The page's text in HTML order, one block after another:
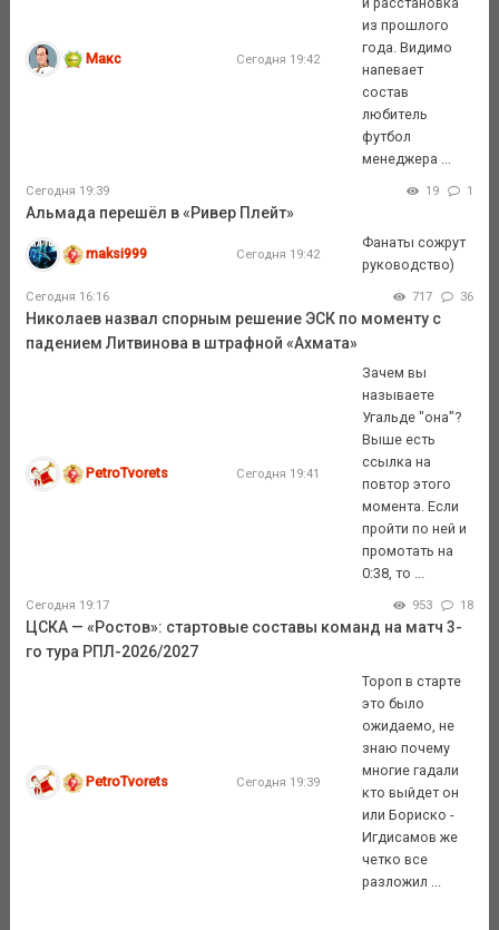
Макс Сегодня 19:42
из прошлого
года. Видимо
напевает
состав
любитель
футбол
менеджера ...
Сегодня 19:39 19 1
Альмада перешёл в «Ривер Плейт»
maksi999 Сегодня 19:42
Фанаты сожрут
руководство)
Сегодня 16:16 717 36
Николаев назвал спорным решение ЭСК по моменту с
падением Литвинова в штрафной «Ахмата»
PetroTvorets Сегодня 19:41
Зачем вы
называете
Угальде "она"?
Выше есть
ссылка на
повтор этого
момента. Если
пройти по ней и
промотать на
0:38, то ...
Сегодня 19:17 953 18
ЦСКА — «Ростов»: стартовые составы команд на матч 3-
го тура РПЛ-2026/2027
PetroTvorets Сегодня 19:39
Тороп в старте
это было
ожидаемо, не
знаю почему
многие гадали
кто выйдет он
или Бориско -
Игдисамов же
четко все
разложил ...